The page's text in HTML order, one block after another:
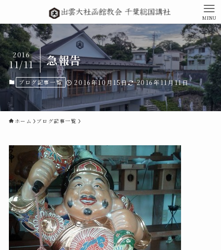
MENU
急報告
2016
11/11
ブログ記事一覧 2016年10月15日 2016年11月11日
ホーム ブログ記事一覧